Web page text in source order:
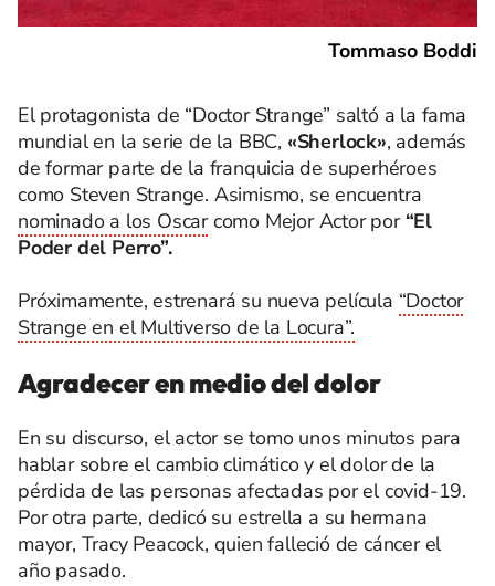
Tommaso Boddi
El protagonista de “Doctor Strange” saltó a la fama
mundial en la serie de la BBC, «Sherlock», además
de formar parte de la franquicia de superhéroes
como Steven Strange. Asimismo, se encuentra
nominado a los Oscarcomo Mejor Actor por “El
Poder del Perro”.
Próximamente, estrenará su nueva película “Doctor
Strange en el Multiverso de la Locura”.
Agradecer en medio del dolor
En su discurso, el actor se tomo unos minutos para
hablar sobre el cambio climático y el dolor de la
pérdida de las personas afectadas por el covid-19.
Por otra parte, dedicó su estrella a su hermana
mayor, Tracy Peacock, quien falleció de cáncer el
año pasado.